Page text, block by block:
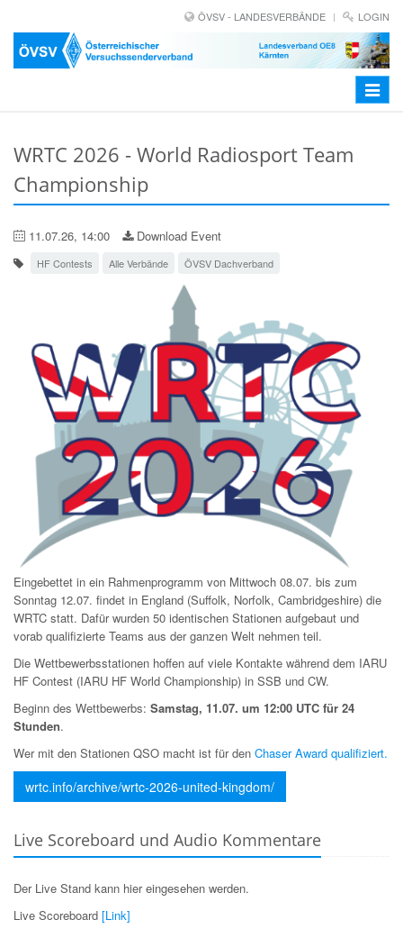
ÖVSV - LANDESVERBÄNDE LOGIN
Toggle
WRTC 2026 - World Radiosport Team
Championship
11.07.26, 14:00 Download Event
HF Contests Alle Verbände ÖVSV Dachverband
Eingebettet in ein Rahmenprogramm von Mittwoch 08.07. bis zum
Sonntag 12.07. findet in England (Suffolk, Norfolk, Cambridgeshire) die
WRTC statt. Dafür wurden 50 identischen Stationen aufgebaut und
vorab qualifizierte Teams aus der ganzen Welt nehmen teil.
Die Wettbewerbsstationen hoffen auf viele Kontakte während dem IARU
HF Contest (IARU HF World Championship) in SSB und CW.
Beginn des Wettbewerbs: Samstag, 11.07. um 12:00 UTC für 24
Stunden.
Wer mit den Stationen QSO macht ist für den Chaser Award qualifiziert.
wrtc.info/archive/wrtc-2026-united-kingdom/
Live Scoreboard und Audio Kommentare
Der Live Stand kann hier eingesehen werden.
Live Scoreboard [Link]